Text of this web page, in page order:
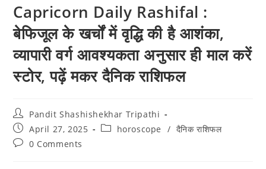
Capricorn Daily Rashifal :
बेफिजूल के खर्चों में वृद्धि की है आशंका,
व्यापारी वर्ग आवश्यकता अनुसार ही माल करें
स्टोर, पढ़ें मकर दैनिक राशिफल
Pandit Shashishekhar Tripathi
April 27, 2025
horoscope / दैनिक राशिफल
0 Comments